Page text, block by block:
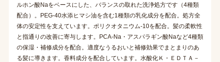
ルホン酸Naをベースにした、バランスの取れた洗浄処方です（4種類
配合）。PEG-40水添ヒマシ油を含む1種類の乳化成分を配合。処方全
体の安定性を支えています。ポリクオタニウム-10を配合。髪の柔軟性
と指通りの改善に寄与します。PCA-Na・アスパラギン酸Naなど4種類
の保湿・補修成分を配合。適度なうるおいと補修効果でまとまりのあ
る髪に導きます。香料成分を配合しています。水酸化Ｋ・ＥＤＴＡ－